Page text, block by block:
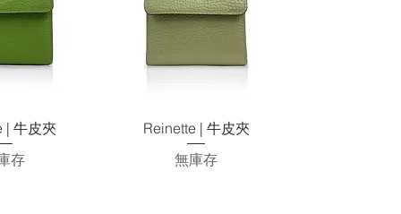
瀏覽
牛皮夾
存
快速瀏覽
Reinette | 牛皮夾
無庫存